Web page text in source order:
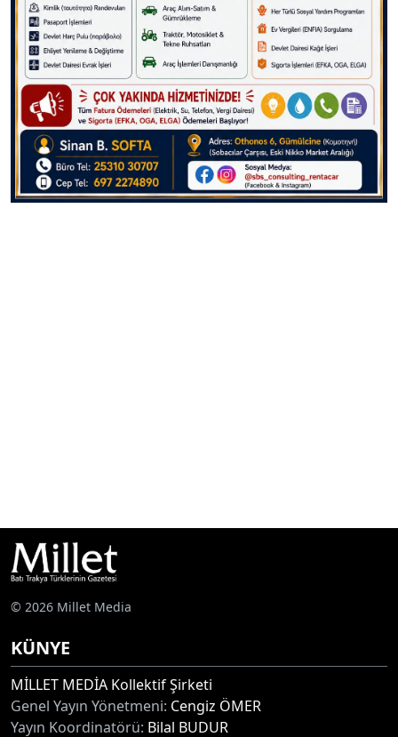
© 2026 Millet Media
KÜNYE
MİLLET MEDİA Kollektif Şirketi
Genel Yayın Yönetmeni: Cengiz ÖMER
Yayın Koordinatörü: Bilal BUDUR